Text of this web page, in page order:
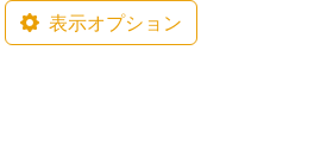
表示オプション